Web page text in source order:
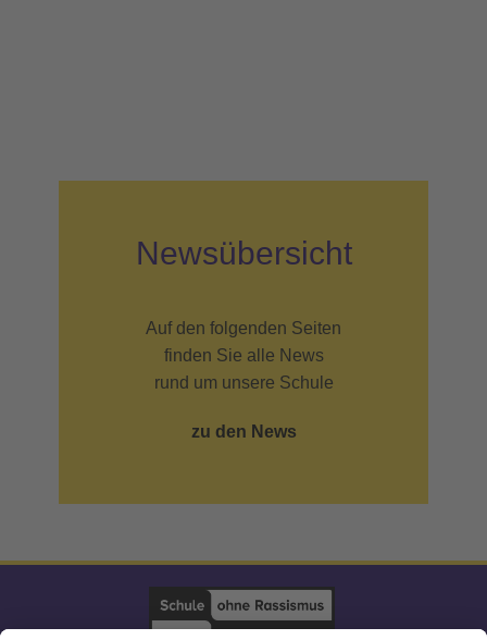
Newsübersicht
Auf den folgenden Seiten
finden Sie alle News
rund um unsere Schule
zu den News